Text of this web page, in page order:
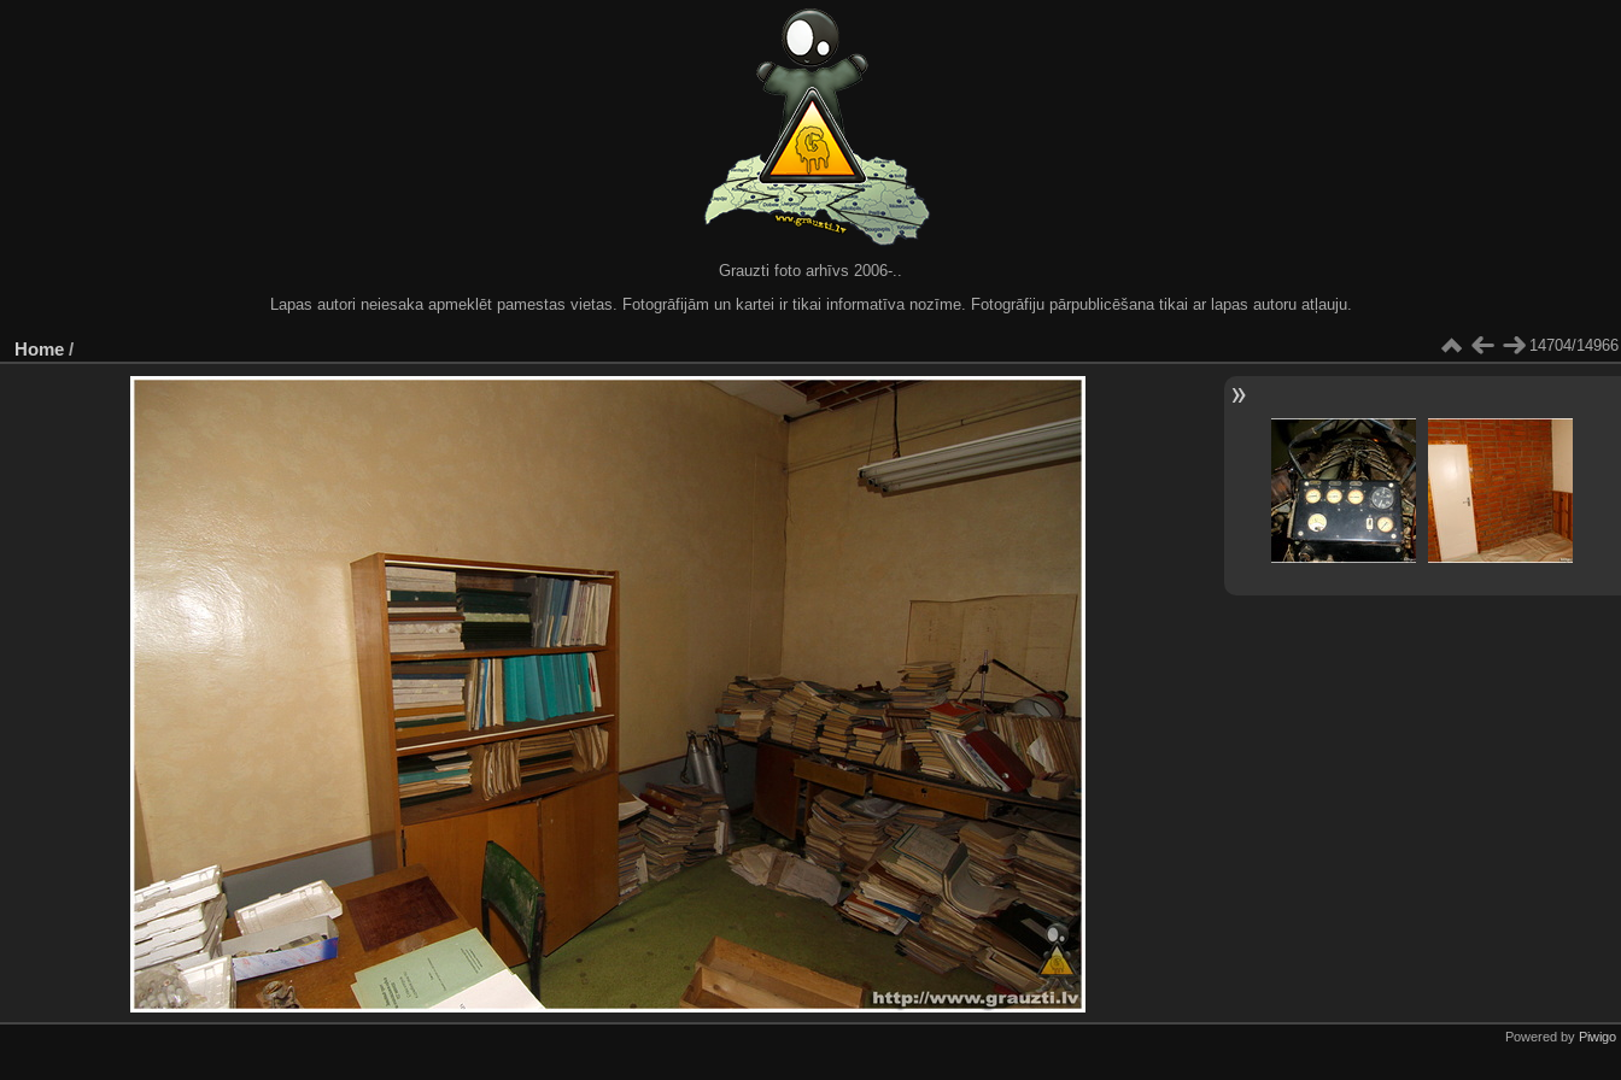
Grauzti foto arhīvs 2006-..
Lapas autori neiesaka apmeklēt pamestas vietas. Fotogrāfijām un kartei ir tikai informatīva nozīme. Fotogrāfiju pārpublicēšana tikai ar lapas autoru atļauju.
Home / 14704/14966
Powered by Piwigo